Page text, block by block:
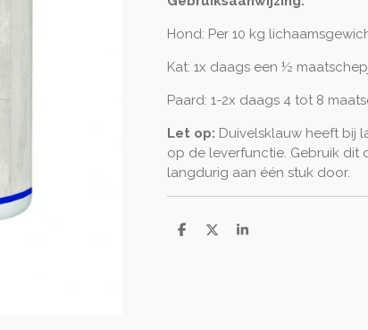
Hond: Per 10 kg
Kat: 1x daags een ½
Paard: 1-2x daags 4 tot 8
Let op: Duivelsklauw heeft bij
op de leverfunctie. Gebruik dit
langdurig aan één stuk door.
D
D
S